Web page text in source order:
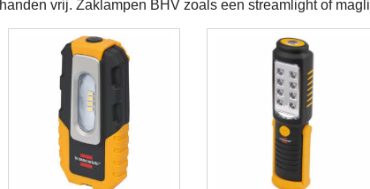
handen vrij. Zaklampen BHV zoals een streamlight of